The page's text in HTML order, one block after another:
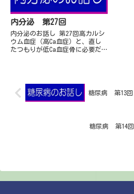
内分泌 第27回
内分泌のお話し 第27回高カルシ
ウム血症（高Ca血症）と、直し
たつもりが低Ca血症骨に必要だ
糖尿病 第13回
糖尿病 第14回